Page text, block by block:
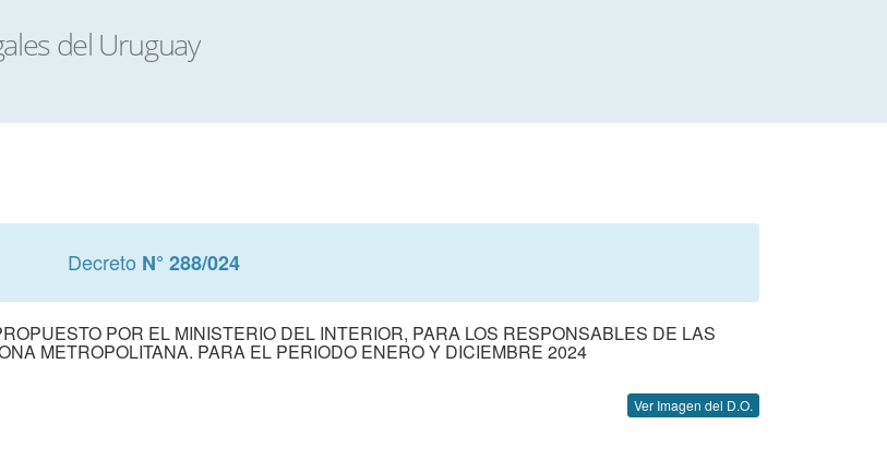
Decreto N° 288/024
POR EL MINISTERIO DEL INTERIOR, PARA LOS RESPONSABLES DE LAS
METROPOLITANA. PARA EL PERIODO ENERO Y DICIEMBRE 2024
Ver Imagen del D.O.